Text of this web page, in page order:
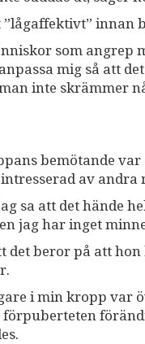
innan
som angrep
mig så att
inte skrämmer
bemötande
av andra
sa att det hände
jag har inget
det beror på att
i min kropp var